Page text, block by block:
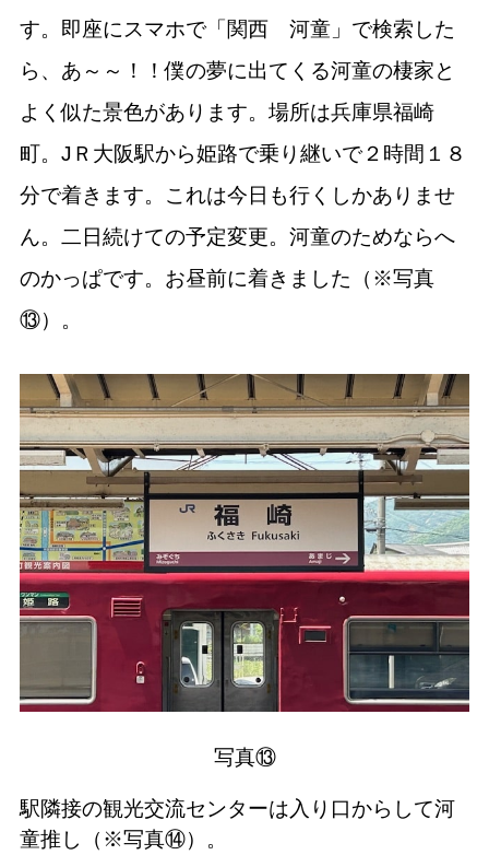
す。即座にスマホで「関西 河童」で検索した
ら、あ～～！！僕の夢に出てくる河童の棲家と
よく似た景色があります。場所は兵庫県福崎
町。JＲ大阪駅から姫路で乗り継いで２時間１８
分で着きます。これは今日も行くしかありませ
ん。二日続けての予定変更。河童のためならへ
のかっぱです。お昼前に着きました（※写真
⑬）。
写真⑬
駅隣接の観光交流センターは入り口からして河
童推し（※写真⑭）。